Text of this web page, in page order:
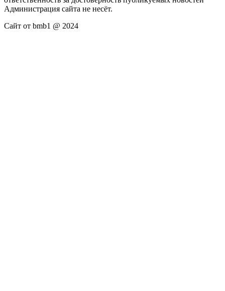
Администрация сайта не несёт.
Сайт от bmb1 @ 2024